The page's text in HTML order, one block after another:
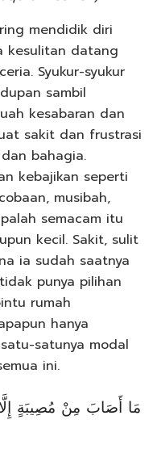
mendidik diri
kesulitan datang
Syukur-syukur
sambil
kesabaran dan
sakit dan frustrasi
bahagia.
kebajikan seperti
musibah,
semacam itu
kecil. Sakit, sulit
ia sudah saatnya
punya pilihan
rumah
hanya
satunya modal
ini.
مَا أَصَابَ مِنْ مُصِيبَةٍ